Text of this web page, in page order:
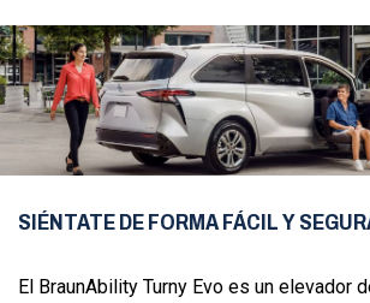
SIÉNTATE DE FORMA FÁCIL Y
El BraunAbility Turny Evo es un elevador